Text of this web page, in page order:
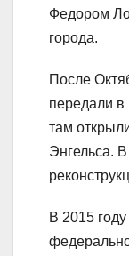
Федором
города.
После
передали в
там
Энгельса.
В 2015